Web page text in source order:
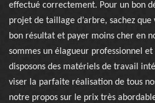
effectué correctement. Pour un bon
projet de taillage d’arbre, sachez
bon résultat et payer moins cher en
sommes un élagueur professionnel
disposons des matériels de travail
viser la parfaite réalisation de tous
notre propos sur le prix très